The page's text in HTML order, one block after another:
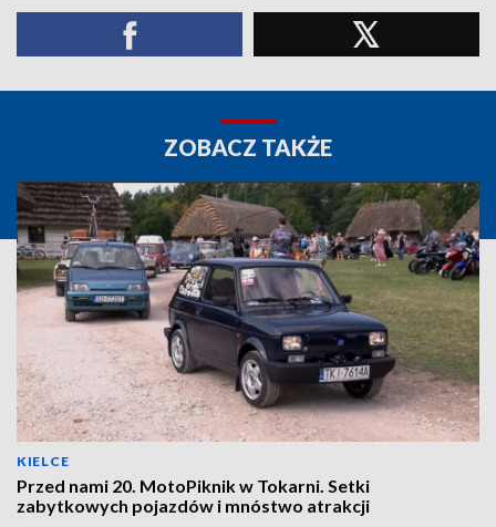
ZOBACZ TAKŻE
KIELCE
Przed nami 20. MotoPiknik w Tokarni. Setki
zabytkowych pojazdów i mnóstwo atrakcji